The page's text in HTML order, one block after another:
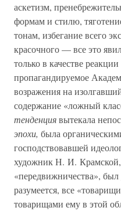
аскетизм,
формам и стилю,
тонам, избегание всего
красочного — все это
только в качестве
пропагандируемое
возражения на
содержание «ложный
тенденциявытекала
эпохи, была
господствовавшей
художник Н. И.
«передвижничества»,
разумеется, все
товарищами ему в этой